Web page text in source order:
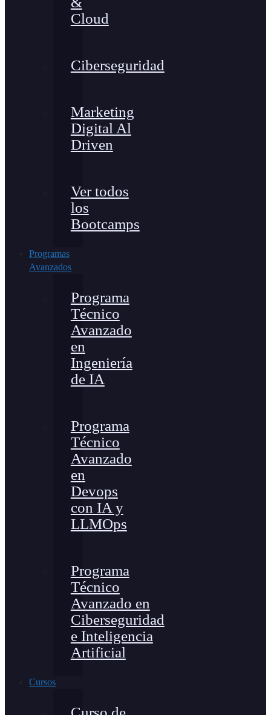
Cloud
Ciberseguridad
Marketing
Digital Al
Driven
Ver todos
los
Bootcamps
Programas
Avanzados
Programa
Técnico
Avanzado
en
Ingeniería
de IA
Programa
Técnico
Avanzado
en
Devops
con IA y
LLMOps
Programa
Técnico
Avanzado en
Ciberseguridad
e Inteligencia
Artificial
Cursos